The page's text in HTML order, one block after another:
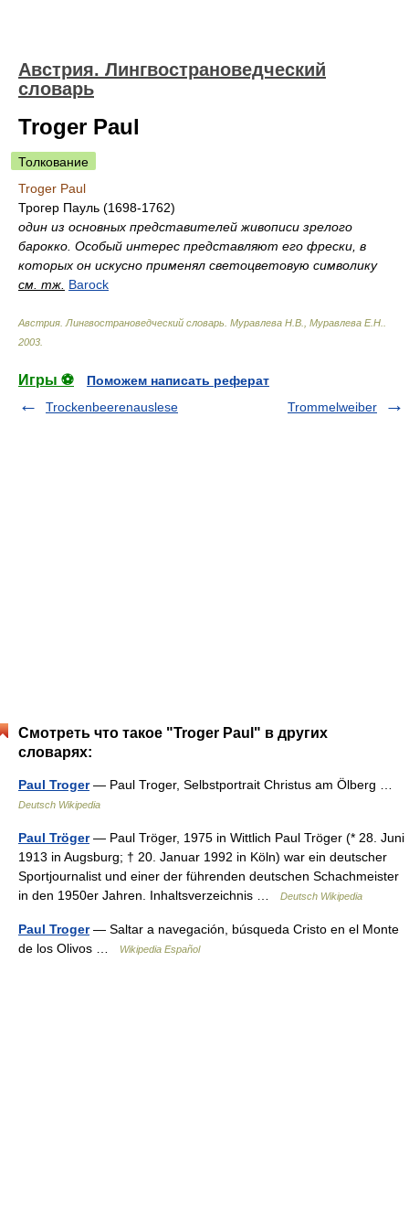
Австрия. Лингвострановедческий
словарь
Troger Paul
Толкование
Troger Paul
Трогер Пауль (1698-1762)
один из основных представителей живописи зрелого
барокко. Особый интерес представляют его фрески, в
которых он искусно применял светоцветовую символику
см. тж. Barock
Австрия. Лингвострановедческий словарь Муравлева Н.В., Муравлева Е.Н.
2003
Игры ⚽
Поможем написать реферат
Trockenbeerenauslese
Trommelweiber
Смотреть что такое "Troger Paul" в других
словарях:
Paul Troger— Paul Troger, Selbstportrait Christus am Ölberg …
Deutsch Wikipedia
Paul Tröger— Paul Tröger, 1975 in Wittlich Paul Tröger (* 28. Juni
1913 in Augsburg; † 20. Januar 1992 in Köln) war ein deutscher
Sportjournalist und einer der führenden deutschen Schachmeister
in den 1950er Jahren. Inhaltsverzeichnis …
Deutsch Wikipedia
Paul Troger— Saltar a navegación, búsqueda Cristo en el Monte
de los Olivos …
Wikipedia Español